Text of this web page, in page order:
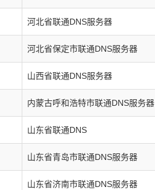
河北省联通DNS服务器
河北省保定市联通DNS服务器
山西省联通DNS服务器
内蒙古呼和浩特市联通DNS服务器
山东省联通DNS
山东省青岛市联通DNS服务器
山东省济南市联通DNS服务器